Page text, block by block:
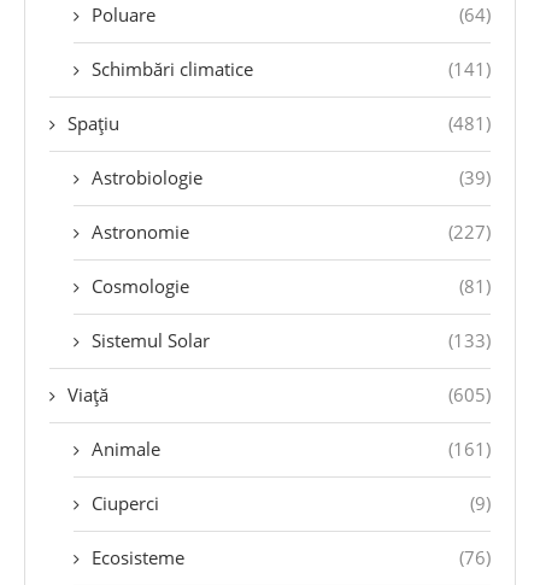
Poluare (64)
Schimbări climatice (141)
Spațiu (481)
Astrobiologie (39)
Astronomie (227)
Cosmologie (81)
Sistemul Solar (133)
Viață (605)
Animale (161)
Ciuperci (9)
Ecosisteme (76)